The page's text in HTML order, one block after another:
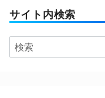
サイト内検索